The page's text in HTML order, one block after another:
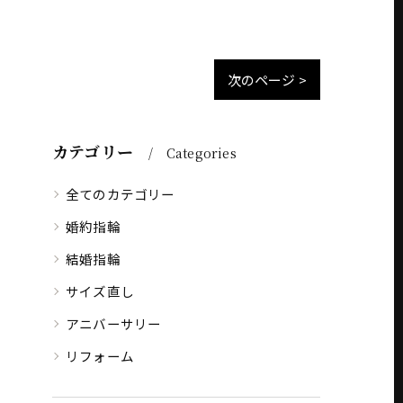
次のページ >
カテゴリー Categories
全てのカテゴリー
婚約指輪
結婚指輪
サイズ直し
アニバーサリー
リフォーム